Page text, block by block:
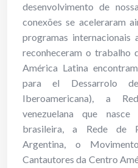
desenvolvimento de
conexões se aceleraram
programas internacionais
reconheceram o trabalho
América Latina
para el Dessarrolo
Iberoamericana), a
venezuelana que
brasileira, a Rede de
Argentina, o
Cantautores da Centro